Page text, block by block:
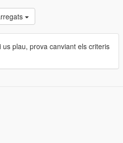
plau, prova canviant els criteris